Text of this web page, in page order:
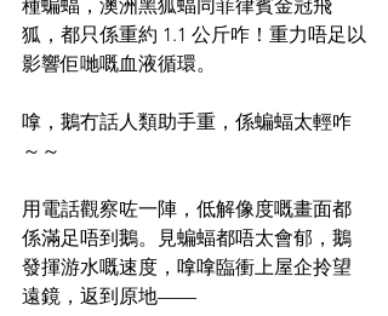
種蝙蝠，澳洲黑狐蝠同菲律賓金冠飛
狐，都只係重約 1.1 公斤咋！重力唔足以
影響佢哋嘅血液循環。
嗱，鵝冇話人類助手重，係蝙蝠太輕咋
～～
用電話觀察咗一陣，低解像度嘅畫面都
係滿足唔到鵝。見蝙蝠都唔太會郁，鵝
發揮游水嘅速度，嗱嗱臨衝上屋企拎望
遠鏡，返到原地——